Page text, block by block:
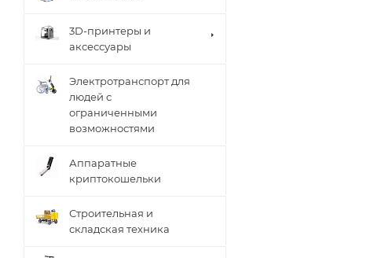
3D-принтеры и
аксессуары
Электротранспорт для
людей с
ограниченными
возможностями
Аппаратные
криптокошельки
Строительная и
складская техника